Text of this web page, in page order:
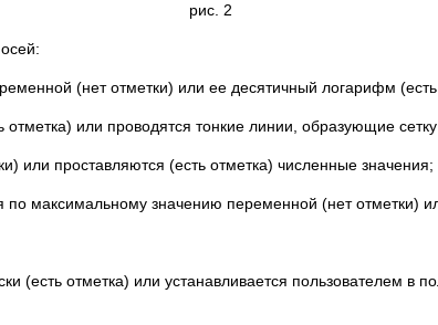
рис. 2
(нет отметки) или ее десятичный логарифм (есть
или проводятся тонкие линии, образующие
или проставляются (есть отметка) численные значения;
по максимальному значению переменной (нет отметки)
(есть отметка) или устанавливается пользователем в